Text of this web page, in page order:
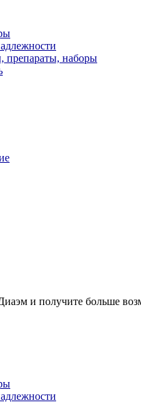
препараты, наборы
и получите больше